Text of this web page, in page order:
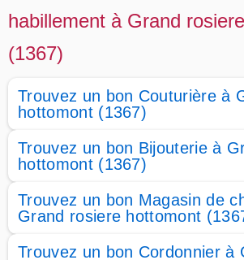
habillement à Grand
(1367)
Trouvez un bon Couturière à
hottomont (1367)
Trouvez un bon Bijouterie à
hottomont (1367)
Trouvez un bon Magasin de
Grand rosiere hottomont
Trouvez un bon Cordonnier à